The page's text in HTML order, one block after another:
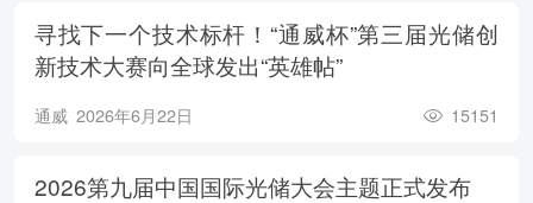
寻找下一个技术标杆！“通威杯”第三届光储创
新技术大赛向全球发出“英雄帖”
通威 2026年6月22日 15151
2026第九届中国国际光储大会主题正式发布